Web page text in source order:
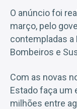
O anúncio foi
março, pelo
contempladas a
Bombeiros e
Com as novas
Estado faça um
milhões entre